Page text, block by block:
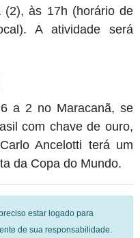
(2), às 17h (horário de
A atividade será
a 2 no Maracanã, se
com chave de ouro,
Ancelotti terá um
da Copa do Mundo.
estar logado para
de sua responsabilidade.